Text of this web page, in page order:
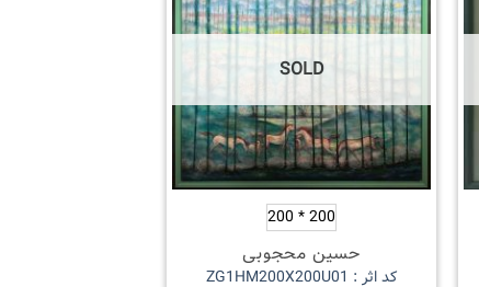
SOLD
200 * 200
حسین محجوبی
کد اثر : ZG1HM200X200U01